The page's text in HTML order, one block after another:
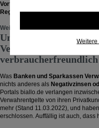
Vorfälligkeitsentschädigungen
Regelverjährung).
Weiterlesen
Unzulässigkeit von
Verwahrentgelten –
verbraucherfreundlich
Was Banken und Sparkassen
nichts anderes als Negativzinsen
Portals biallo.de verlangen
Verwahrentgelte von ihren
mehr (Stand 11.03.2022), und
erschlossen. Auffällig ist auch,
Weitere